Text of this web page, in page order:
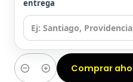
entrega
Cantidad
Comprar